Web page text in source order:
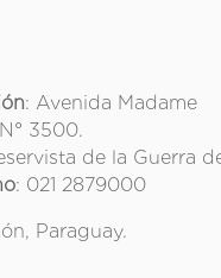
: Avenida Madame
3500.
de la Guerra
: 021 2879000
Paraguay.